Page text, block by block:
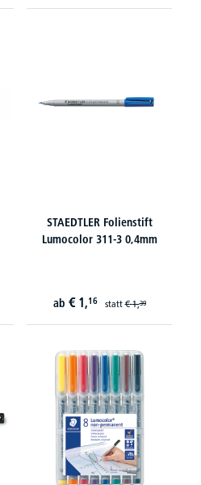
STAEDTLER Folienstift
Lumocolor 311-3 0,4mm
ab € 1,16 statt€ 1,39